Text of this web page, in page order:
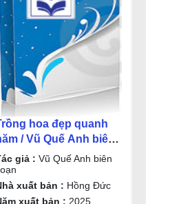
hoa đẹp quanh
/ Vũ Quế Anh biên
giả : Vũ Quế Anh biên
xuất bản : Hồng Đức
xuất bản : 2025